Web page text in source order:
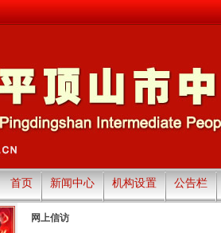
首页 新闻中心 机构设置 公告栏
网上信访